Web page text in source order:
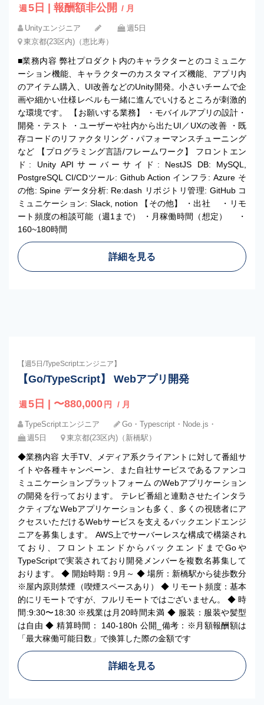
週 5日 | 報酬額非公開 / 月
Unityエンジニア
週5日
東京都(23区内)（恵比寿）
■業務内容 弊社プロダクト内のキャラクターとのコミュニケ
ーション機能、キャラクターのカスタマイズ機能、アプリ内
のアイテム購入、UI改善などのUnity開発。小さいチームで企
画や細かい仕様レベルも一緒に進んでいけるところが刺激的
な環境です。 【お願いする業務】 ・モバイルアプリの設計・
開発・テスト ・ユーザーや社内から出たUI／UXの改善 ・既
存コードのリファクタリング・パフォーマンスチューニング
など 【プログラミング⾔語/フレームワーク】 フロントエン
ド: Unity APIサーバーサイド: NestJS DB: MySQL,
PostgreSQL CI/CDツール: Github Action インフラ: Azure そ
の他: Spine データ分析: Re:dash リポジトリ管理: GitHub コ
ミュニケーション: Slack, notion 【その他】 ・出社 ・リモ
ート頻度の相談可能（週1まで） ・月稼働時間（想定） ・
160~180時間
詳細を見る
【週5日/TypeScriptエンジニア】
【Go/TypeScript】 Webアプリ開発
週 5日 | 〜880,000 円 / 月
TypeScriptエンジニア
Go・Typescript・Node.js・
週5日
東京都(23区内)（新橋駅）
◆業務内容 大手TV、メディア系クライアントに対して番組サ
イトや各種キャンペーン、また自社サービスであるファンコ
ミュニケーションプラットフォーム のWebアプリケーション
の開発を行っております。 テレビ番組と連動させたインタラ
クティブなWebアプリケーションも多く、多くの視聴者にア
クセスいただけるWebサービスを支えるバックエンドエンジ
ニアを募集します。 AWS上でサーバーレスな構成で構築され
ており、フロントエンドからバックエンドまでGoや
TypeScriptで実装されており開発メンバーを複数名募集して
おります。 ◆ 開始時期：9月～ ◆ 場所：新橋駅から徒歩数分
※屋内原則禁煙（喫煙スペースあり） ◆ リモート頻度：基本
的にリモートですが、フルリモートではございません。 ◆ 時
間:9:30〜18:30 ※残業は月20時間未満 ◆ 服装：服装や髪型
は自由 ◆ 精算時間： 140-180h 公開_備考：※月額報酬額は
「最大稼働可能日数」で換算した際の金額です
詳細を見る